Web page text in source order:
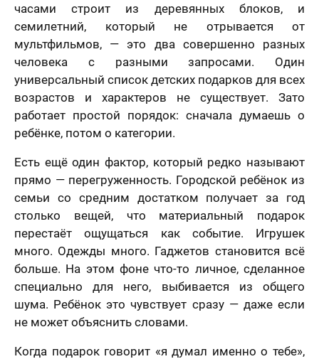
часами строит из деревянных блоков, и
семилетний, который не отрывается от
мультфильмов, — это два совершенно разных
человека с разными запросами. Один
универсальный список детских подарков для всех
возрастов и характеров не существует. Зато
работает простой порядок: сначала думаешь о
ребёнке, потом о категории.
Есть ещё один фактор, который редко называют
прямо — перегруженность. Городской ребёнок из
семьи со средним достатком получает за год
столько вещей, что материальный подарок
перестаёт ощущаться как событие. Игрушек
много. Одежды много. Гаджетов становится всё
больше. На этом фоне что-то личное, сделанное
специально для него, выбивается из общего
шума. Ребёнок это чувствует сразу — даже если
не может объяснить словами.
Когда подарок говорит «я думал именно о тебе»,